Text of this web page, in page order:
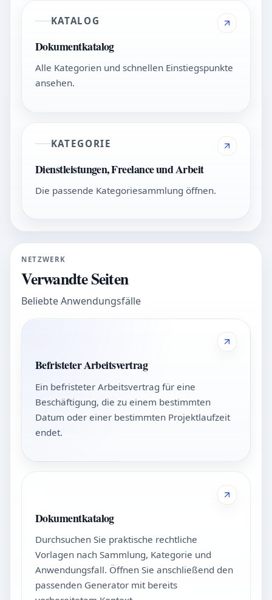
KATALOG
Dokumentkatalog
Alle Kategorien und schnellen Einstiegspunkte
ansehen.
KATEGORIE
Dienstleistungen, Freelance und Arbeit
Die passende Kategoriesammlung öffnen.
NETZWERK
Verwandte Seiten
Beliebte Anwendungsfälle
Befristeter Arbeitsvertrag
Ein befristeter Arbeitsvertrag für eine
Beschäftigung, die zu einem bestimmten
Datum oder einer bestimmten Projektlaufzeit
endet.
Dokumentkatalog
Durchsuchen Sie praktische rechtliche
Vorlagen nach Sammlung, Kategorie und
Anwendungsfall. Öffnen Sie anschließend den
passenden Generator mit bereits